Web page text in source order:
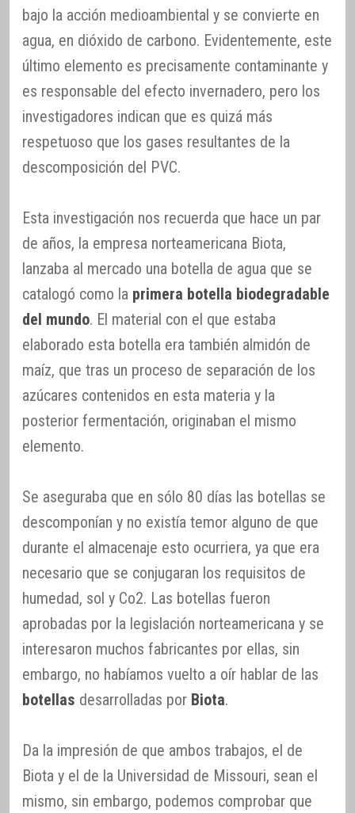
bajo la acción medioambiental y se convierte en
agua, en dióxido de carbono. Evidentemente, este
último elemento es precisamente contaminante y
es responsable del efecto invernadero, pero los
investigadores indican que es quizá más
respetuoso que los gases resultantes de la
descomposición del PVC.
Esta investigación nos recuerda que hace un par
de años, la empresa norteamericana Biota,
lanzaba al mercado una botella de agua que se
catalogó como la primera botella biodegradable
del mundo. El material con el que estaba
elaborado esta botella era también almidón de
maíz, que tras un proceso de separación de los
azúcares contenidos en esta materia y la
posterior fermentación, originaban el mismo
elemento.
Se aseguraba que en sólo 80 días las botellas se
descomponían y no existía temor alguno de que
durante el almacenaje esto ocurriera, ya que era
necesario que se conjugaran los requisitos de
humedad, sol y Co2. Las botellas fueron
aprobadas por la legislación norteamericana y se
interesaron muchos fabricantes por ellas, sin
embargo, no habíamos vuelto a oír hablar de las
botellas desarrolladas por Biota.
Da la impresión de que ambos trabajos, el de
Biota y el de la Universidad de Missouri, sean el
mismo, sin embargo, podemos comprobar que